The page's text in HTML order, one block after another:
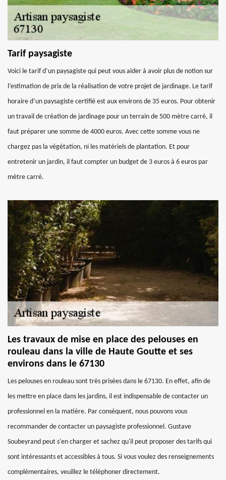
Tarif paysagiste
Voici le tarif d’un paysagiste qui peut vous aider à avoir plus de notion sur
l’estimation de prix de la réalisation de votre projet de jardinage. Le tarif
horaire d’un paysagiste certifié est aux environs de 35 euros. Pour obtenir
un travail de création de jardinage pour un terrain de 500 mètre carré, il
faut préparer une somme de 4000 euros. Avec cette somme vous ne
chargez pas la végétation, ni les matériels de plantation. Et pour
entretenir un jardin, il faut compter un budget de 3 euros à 6 euros par
mètre carré.
Les travaux de mise en place des pelouses en
rouleau dans la ville de Haute Goutte et ses
environs dans le 67130
Les pelouses en rouleau sont très prisées dans le 67130. En effet, afin de
les mettre en place dans les jardins, il est indispensable de contacter un
professionnel en la matière. Par conséquent, nous pouvons vous
recommander de contacter un paysagiste professionnel. Gustave
Soubeyrand peut s'en charger et sachez qu'il peut proposer des tarifs qui
sont intéressants et accessibles à tous. Si vous voulez des renseignements
complémentaires, veuillez le téléphoner directement.